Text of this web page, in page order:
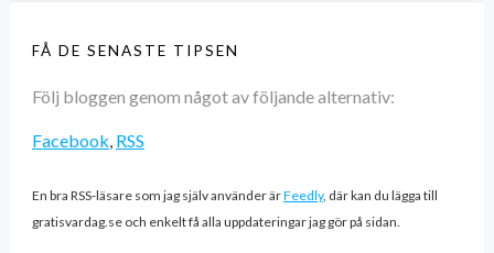
FÅ DE SENASTE TIPSEN
Följ bloggen genom något av följande alternativ:
Facebook, RSS
En bra RSS-läsare som jag själv använder ärFeedly, där kan du lägga till
gratisvardag.se och enkelt få alla uppdateringar jag gör på sidan.